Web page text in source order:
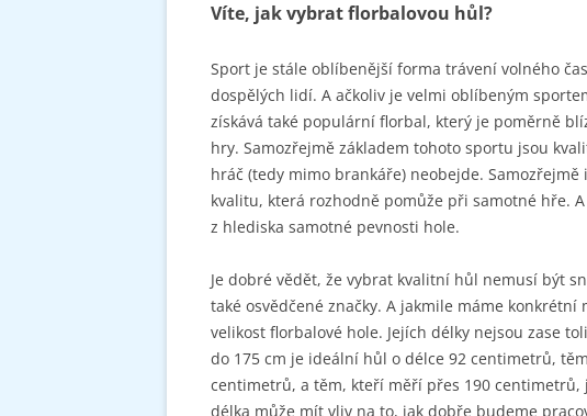
Víte, jak vybrat florbalovou hůl?
Sport je stále oblíbenější forma trávení volného
dospělých lidí. A ačkoliv je velmi oblíbeným
získává také populární florbal, který je poměrně
hry. Samozřejmě základem tohoto sportu jsou
hráč (tedy mimo brankáře) neobejde.
kvalitu, která rozhodně pomůže při samotné hře.
z hlediska samotné pevnosti hole.
Je dobré vědět, že vybrat kvalitní hůl nemusí být
také osvědčené značky. A jakmile máme
velikost florbalové hole. Jejích délky nejsou zase
do 175 cm je ideální hůl o délce 92 centimetrů,
centimetrů, a těm, kteří měří přes 190
délka může mít vliv na to, jak dobře budeme